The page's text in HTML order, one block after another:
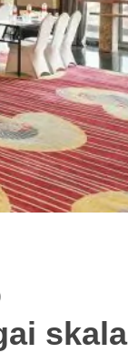
skala